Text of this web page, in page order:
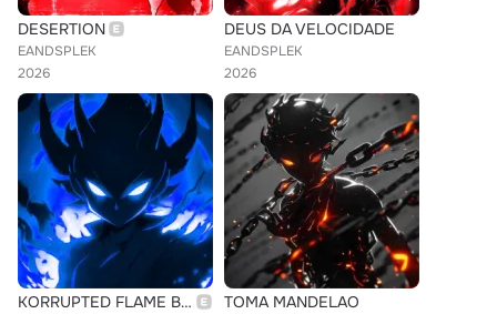
DESERTION
EANDSPLEK
2026
DEUS DA VELOCIDADE
EANDSPLEK
2026
KORRUPTED FLAME BASSSHOT FUNK (Slowed & Reverb) TOMA MANDELAO